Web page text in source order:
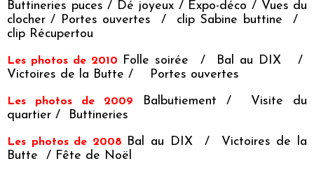
Buttineries puces / Dé joyeux / Expo-déco / Vues du
clocher / Portes ouvertes / clip Sabine buttine /
clip Récupertou
Les photos de 2010 Folle soirée / Bal au DIX/
Victoires de la Butte / Portes ouvertes
Les photos de 2009 Balbutiement / Visite du
quartier / Buttineries
Les photos de 2008 Bal au DIX/ Victoires de la
Butte / Fête de Noël